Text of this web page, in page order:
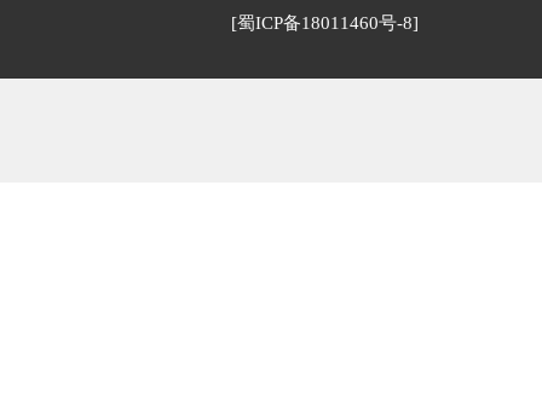
[蜀ICP备18011460号-8]